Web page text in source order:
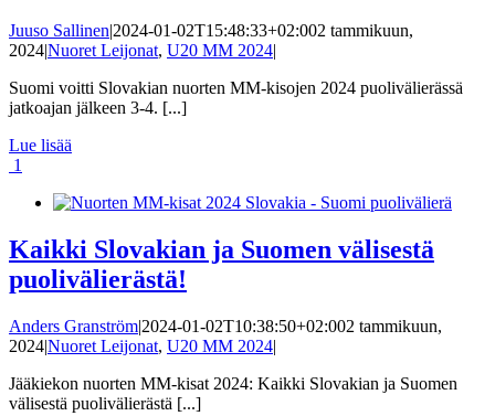
Juuso Sallinen|2024-01-02T15:48:33+02:002 tammikuun,
2024|Nuoret Leijonat, U20 MM 2024|
Suomi voitti Slovakian nuorten MM-kisojen 2024 puolivälierässä
jatkoajan jälkeen 3-4. [...]
Lue lisää
1
Kaikki Slovakian ja Suomen välisestä
puolivälierästä!
Anders Granström|2024-01-02T10:38:50+02:002 tammikuun,
2024|Nuoret Leijonat, U20 MM 2024|
Jääkiekon nuorten MM-kisat 2024: Kaikki Slovakian ja Suomen
välisestä puolivälierästä [...]